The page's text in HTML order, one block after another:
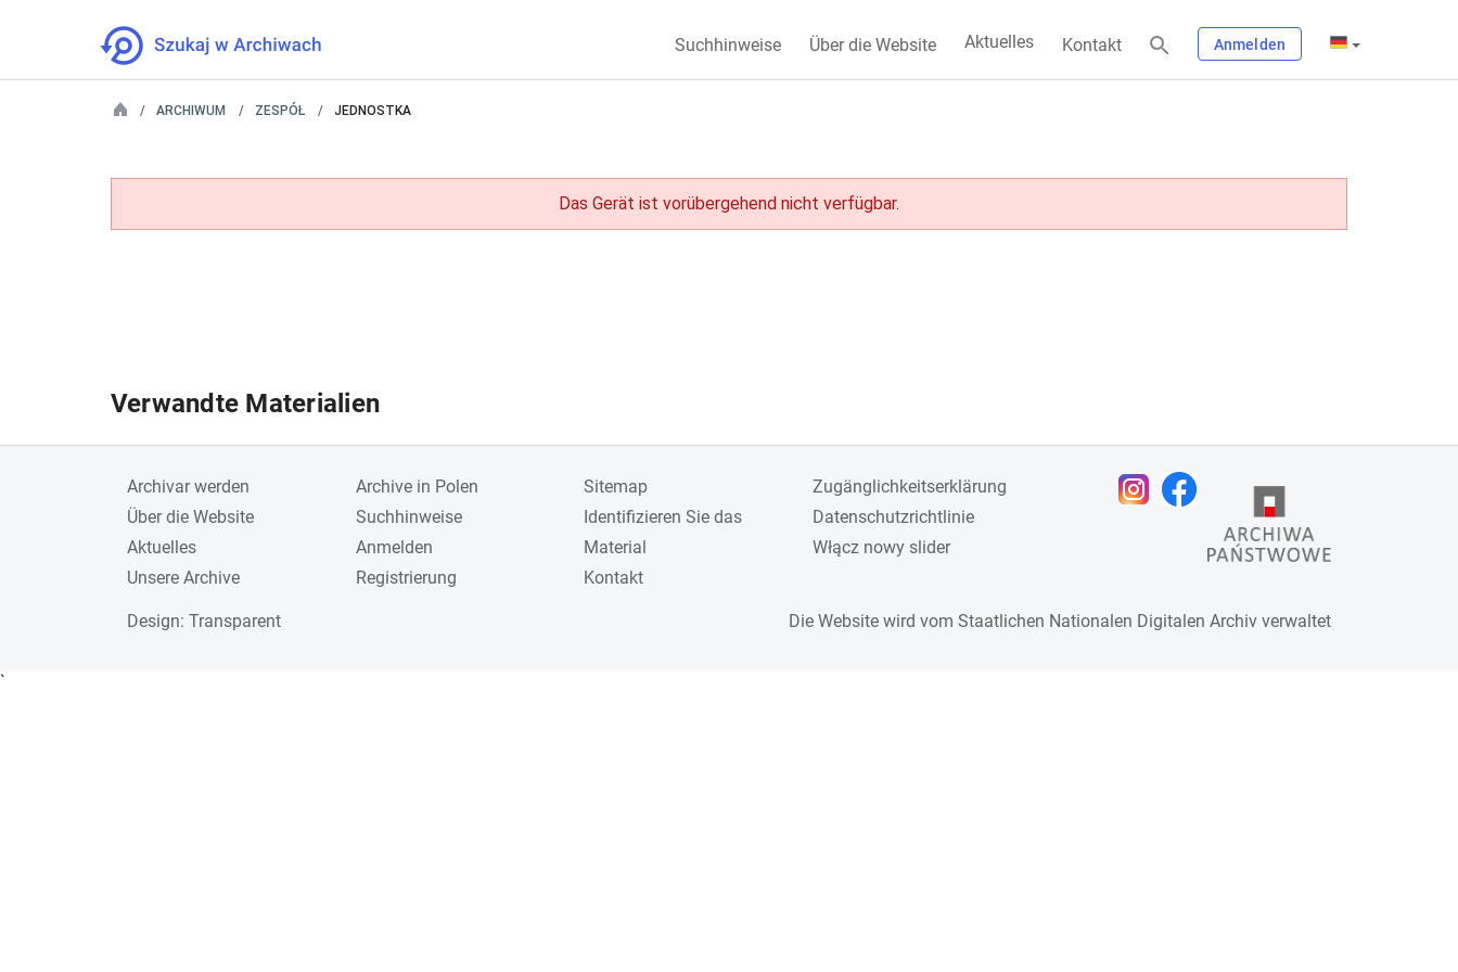
Suchhinweise Über die Website Aktuelles Kontakt Anmelden
ARCHIWUM ZESPÓŁ JEDNOSTKA
Das Gerät ist vorübergehend nicht verfügbar.
Verwandte Materialien
Archivar werden
Über die Website
Aktuelles
Unsere Archive
Archive in Polen
Suchhinweise
Anmelden
Registrierung
Sitemap
Identifizieren Sie das
Material
Kontakt
Zugänglichkeitserklärung
Datenschutzrichtlinie
Włącz nowy slider
Design: Transparent Die Website wird vom Staatlichen Nationalen Digitalen Archiv verwaltet
`